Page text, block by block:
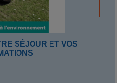
SÉJOUR ET VOS